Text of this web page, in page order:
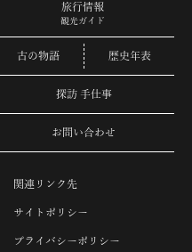
旅行情報
観光ガイド
古の物語 歴史年表
探訪 手仕事
お問い合わせ
関連リンク先
サイトポリシー
プライバシーポリシー